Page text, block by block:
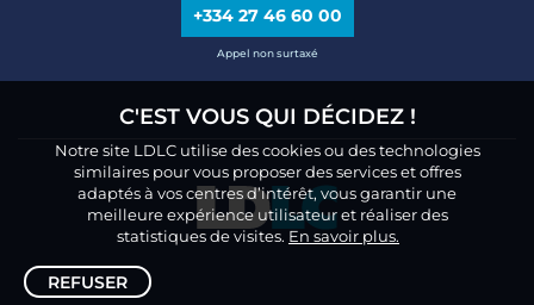
+334 27 46 60 00
Appel non surtaxé
C'EST VOUS QUI DÉCIDEZ !
Notre site LDLC utilise des cookies ou des technologies
similaires pour vous proposer des services et offres
adaptés à vos centres d’intérêt, vous garantir une
meilleure expérience utilisateur et réaliser des
statistiques de visites. En savoir plus.
REFUSER